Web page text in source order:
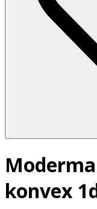
konvex